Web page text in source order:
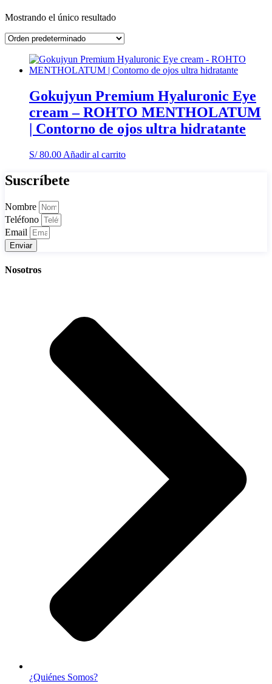
Mostrando el único resultado
Gokujyun Premium Hyaluronic Eye
cream – ROHTO MENTHOLATUM
| Contorno de ojos ultra hidratante
S/80.00 Añadir al carrito
Suscríbete
Nombre
Teléfono
Email
Enviar
Nosotros
¿Quiénes Somos?